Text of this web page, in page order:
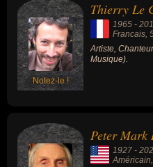
Notez-le !
Thierry Le
1965 -
Francais,
Artiste,
Musique).
Peter Mark
1927 -
Américain